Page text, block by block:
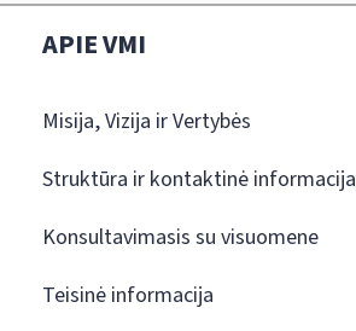
APIE VMI
Misija, Vizija ir Vertybės
Struktūra ir kontaktinė informacija
Konsultavimasis su visuomene
Teisinė informacija